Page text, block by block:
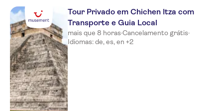
Seadust Cancun Family Resort
Iberostar Cancun
Sandos Caracol - Eco Resort &
Spa/ Select Club
Occidental Costa Cancun
Iberostar Tucan All Inclusive
Tour Privado em Chichen Itza com
Transporte e Guia Local
mais que 8 horas·Cancelamento grátis·
Idiomas: de, es, en +2